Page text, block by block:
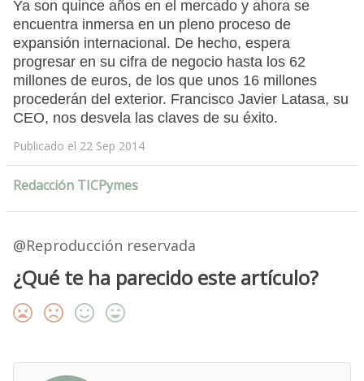
Ya son quince años en el mercado y ahora se
encuentra inmersa en un pleno proceso de
expansión internacional. De hecho, espera
progresar en su cifra de negocio hasta los 62
millones de euros, de los que unos 16 millones
procederán del exterior. Francisco Javier Latasa, su
CEO, nos desvela las claves de su éxito.
Publicado el 22 Sep 2014
Redacción TICPymes
@Reproducción reservada
¿Qué te ha parecido este artículo?